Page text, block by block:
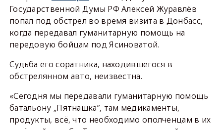
Государственной Думы РФ Алексей Журавлёв
попал под обстрел во время визита в Донбасс,
когда передавал гуманитарную помощь на
передовую бойцам под Ясиноватой.
Судьба его соратника, находившегося в
обстрелянном авто, неизвестна.
«Сегодня мы передавали гуманитарную помощь
батальону „Пятнашка”, там медикаменты,
продукты, всё, что необходимо ополченцам в их